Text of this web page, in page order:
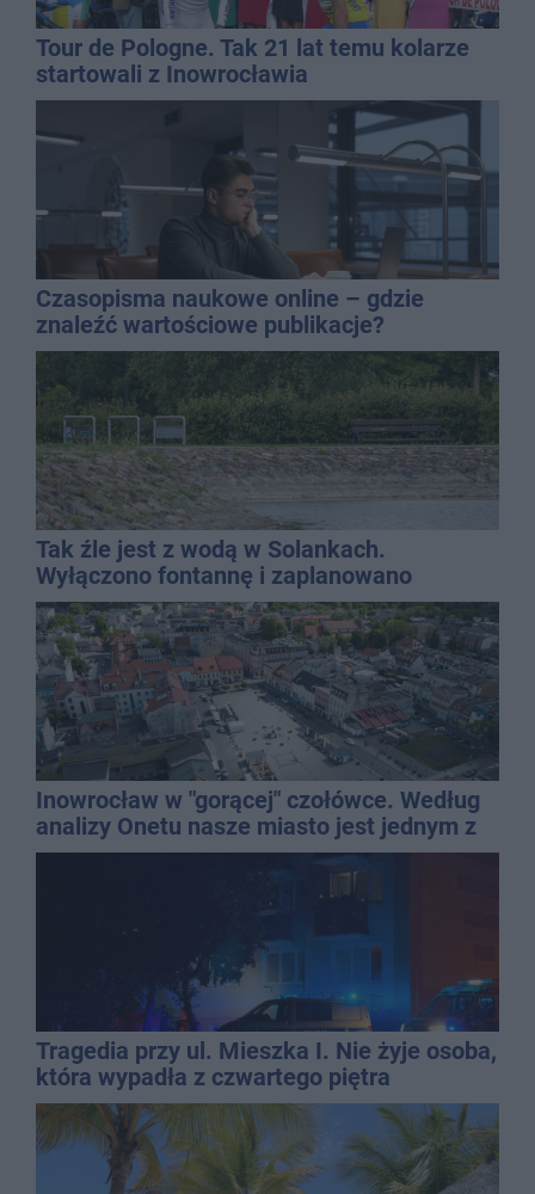
Tour de Pologne. Tak 21 lat temu kolarze
startowali z Inowrocławia
Czasopisma naukowe online – gdzie
znaleźć wartościowe publikacje?
Tak źle jest z wodą w Solankach.
Wyłączono fontannę i zaplanowano
dolewkę
Inowrocław w "gorącej" czołówce. Według
analizy Onetu nasze miasto jest jednym z
najbardziej narażonych na upały
Tragedia przy ul. Mieszka I. Nie żyje osoba,
która wypadła z czwartego piętra